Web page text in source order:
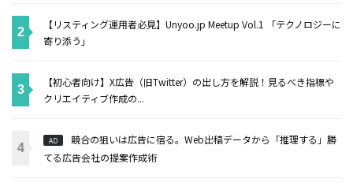
【リスティング運用者必見】Unyoo.jp Meetup Vol.1 「テクノロジーに
寄り添う」
【初心者向け】X広告（旧Twitter）の出し方を解説！見るべき指標や
クリエイティブ作成の...
AD
競合の狙いは広告に宿る。Web出稿データから「推理する」勝
てる広告会社の提案作成術